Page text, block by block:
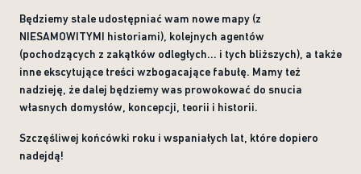
Będziemy stale udostępniać wam nowe mapy (z
NIESAMOWITYMI historiami), kolejnych agentów
(pochodzących z zakątków odległych... i tych bliższych), a także
inne ekscytujące treści wzbogacające fabułę. Mamy też
nadzieję, że dalej będziemy was prowokować do snucia
własnych domysłów, koncepcji, teorii i historii.
Szczęśliwej końcówki roku i wspaniałych lat, które dopiero
nadejdą!